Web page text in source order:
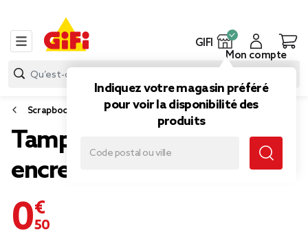
GIFI
Indiquez votre magasin préféré
pour voir la disponibilité des
produits
Mon compte
Scrapbooking
Tampon rotatif avec
encreur
0,50 €